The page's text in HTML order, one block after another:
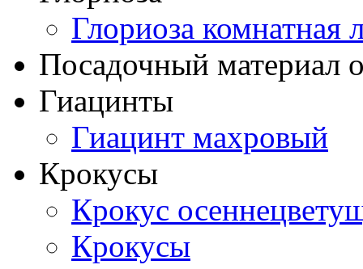
Глориоза комнатная
Посадочный материал
Гиацинты
Гиацинт махровый
Крокусы
Крокус
Крокусы